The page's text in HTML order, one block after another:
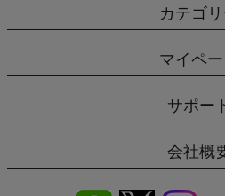
カテゴ
マイペ
サポー
会社概